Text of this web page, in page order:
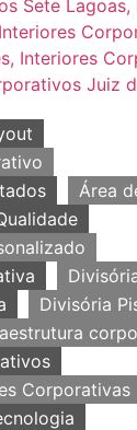
Área
Divisória
Corporativas